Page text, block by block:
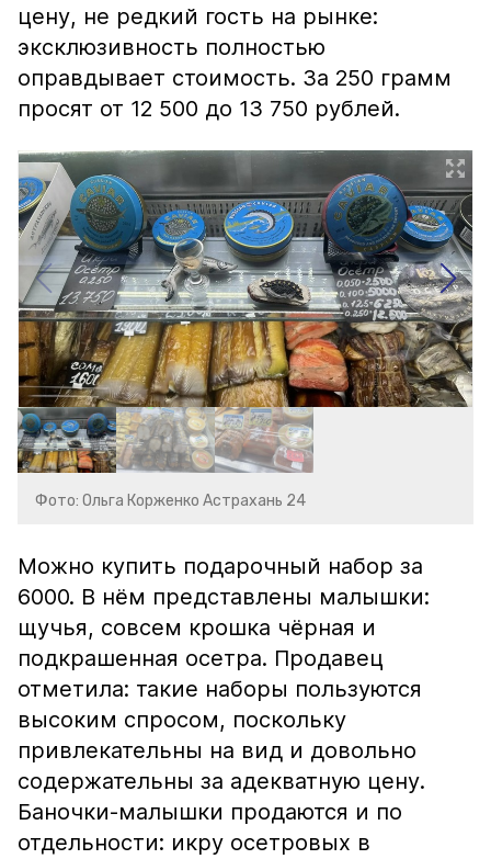
цену, не редкий гость на рынке:
эксклюзивность полностью
оправдывает стоимость. За 250 грамм
просят от 12 500 до 13 750 рублей.
Фото: Ольга Корженко Астрахань 24
Можно купить подарочный набор за
6000. В нём представлены малышки:
щучья, совсем крошка чёрная и
подкрашенная осетра. Продавец
отметила: такие наборы пользуются
высоким спросом, поскольку
привлекательны на вид и довольно
содержательны за адекватную цену.
Баночки-малышки продаются и по
отдельности: икру осетровых в